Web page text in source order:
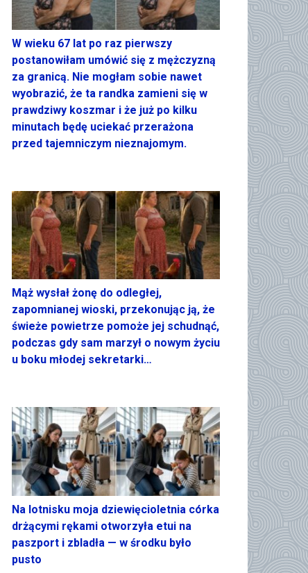
W wieku 67 lat po raz pierwszy
postanowiłam umówić się z mężczyzną
za granicą. Nie mogłam sobie nawet
wyobrazić, że ta randka zamieni się w
prawdziwy koszmar i że już po kilku
minutach będę uciekać przerażona
przed tajemniczym nieznajomym.
Mąż wysłał żonę do odległej,
zapomnianej wioski, przekonując ją, że
świeże powietrze pomoże jej schudnąć,
podczas gdy sam marzył o nowym życiu
u boku młodej sekretarki…
Na lotnisku moja dziewięcioletnia córka
drżącymi rękami otworzyła etui na
paszport i zbladła — w środku było
pusto